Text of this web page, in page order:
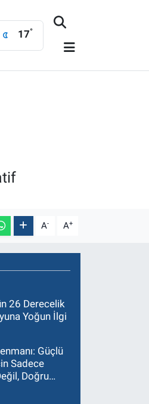
17°
A- A+
26 Derecelik
Yoğun İlgi
Güçlü
Sadece
Doğru